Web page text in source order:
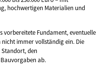
hochwertigen Materialien und
vorbereitete Fundament, eventuelle
nicht immer vollständig ein. Die
den
ab.